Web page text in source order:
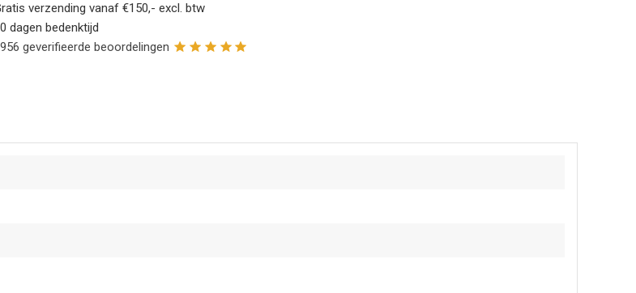
verzending vanaf €150,- excl. btw
dagen bedenktijd
geverifieerde beoordelingen